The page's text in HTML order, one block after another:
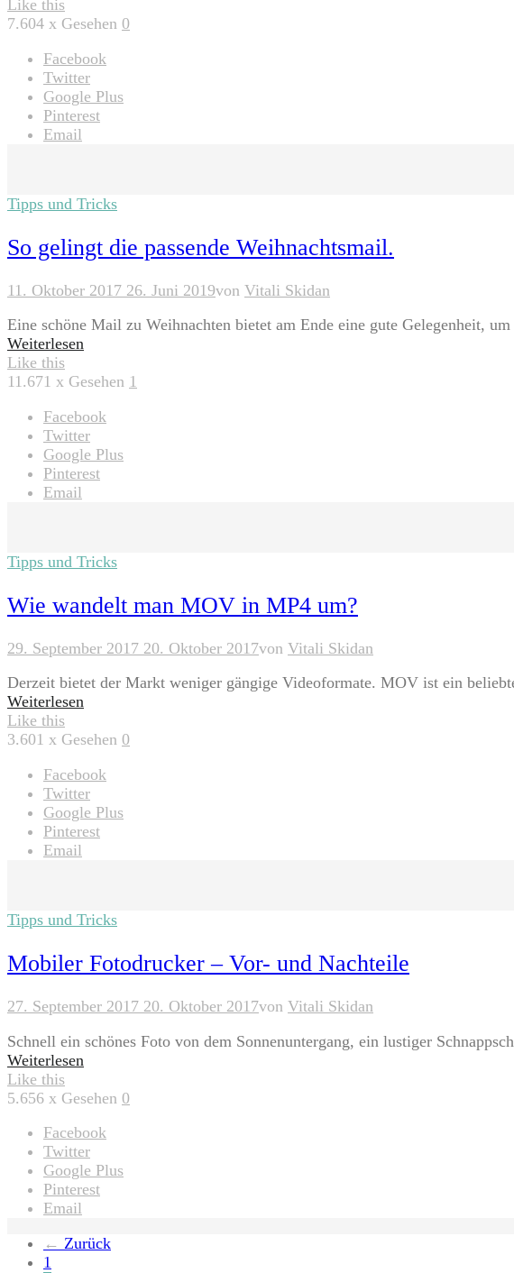
Like this
7.604 x Gesehen 0
Facebook
Twitter
Google Plus
Pinterest
Email
Tipps und Tricks
So gelingt die passende Weihnachtsmail.
11. Oktober 2017 26. Juni 2019von Vitali Skidan
Eine schöne Mail zu Weihnachten bietet am Ende eine gute Gelegenheit,
Weiterlesen
Like this
11.671 x Gesehen 1
Facebook
Twitter
Google Plus
Pinterest
Email
Tipps und Tricks
Wie wandelt man MOV in MP4 um?
29. September 2017 20. Oktober 2017von Vitali Skidan
Derzeit bietet der Markt weniger gängige Videoformate. MOV ist ein
Weiterlesen
Like this
3.601 x Gesehen 0
Facebook
Twitter
Google Plus
Pinterest
Email
Tipps und Tricks
Mobiler Fotodrucker – Vor- und Nachteile
27. September 2017 20. Oktober 2017von Vitali Skidan
Schnell ein schönes Foto von dem Sonnenuntergang, ein lustiger
Weiterlesen
Like this
5.656 x Gesehen 0
Facebook
Twitter
Google Plus
Pinterest
Email
Seitennummerierung
← Zurück
1